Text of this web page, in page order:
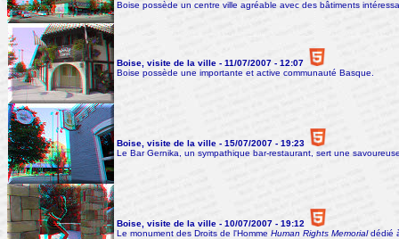
Boise possède un centre ville agréable avec des bâtiments
Boise, visite de la ville - 11/07/2007 - 12:07
Boise possède une importante et active communauté Basque.
Boise, visite de la ville - 15/07/2007 - 19:23
Le Bar Gernika, un sympathique bar-restaurant, sert une
Boise, visite de la ville - 10/07/2007 - 19:12
Le monument des Droits de l'Homme Human Rights Memorialdédié